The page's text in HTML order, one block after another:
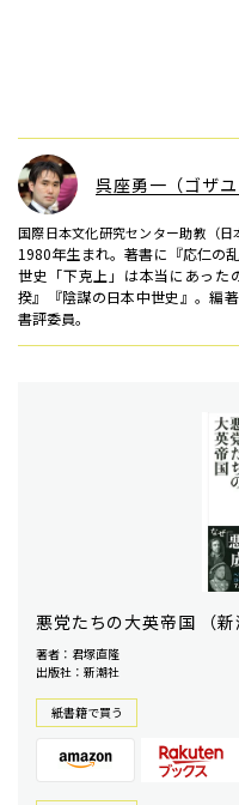
呉座勇一（ゴザユ
国際日本文化研究センター助教（日
1980年生まれ。著書に『応仁の
世史「下克上」は本当にあった
揆』『陰謀の日本中世史』。編
書評委員。
悪党たちの大英帝国 （新
著者：君塚直隆
出版社：新潮社
紙書籍で買う